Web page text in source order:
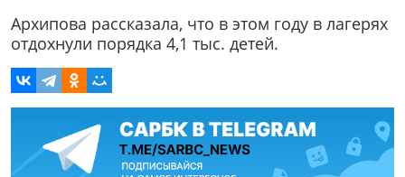
Архипова рассказала, что в этом году в лагерях
отдохнули порядка 4,1 тыс. детей.